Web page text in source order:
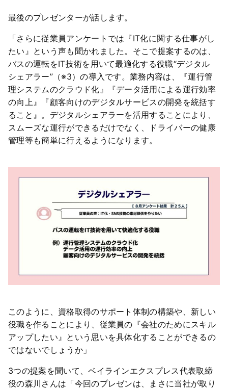
最後のプレゼンターが話します。
「さらに従業員アンケートでは『IT化に関する仕事がし
たい』という声も聞かれました。そこで提案するのは、
バスの運転をIT技術を用いて最適化する役職“デジタル
シェアラー”（※3）の導入です。業務内容は、『運行管
理システムのクラウド化』『データ活用による運行効率
の向上』『顧客向けのデジタルサービスの開発を統括す
ること』。デジタルシェアラーを活用することにより、
スムーズな運行ができるだけでなく、ドライバーの健康
管理等も簡単に行えるようになります。
このように、資格取得のサポート体制の構築や、新しい
役職を作ることにより、従業員の『会社のためにスキル
アップしたい』という思いを具体化することができるの
ではないでしょうか」
3つの提案を聞いて、ベイラインエクスプレス代表取締
役の森川さんは「今回のプレゼンは、まさに当社が取り